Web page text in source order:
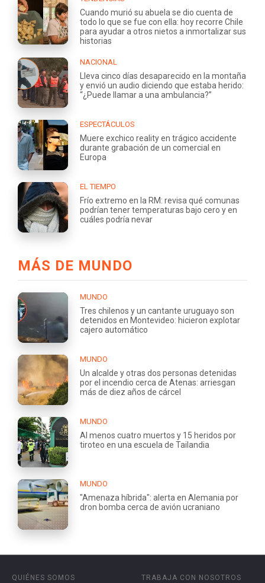
Cuando murió su abuela se dio cuenta de
todo lo que se fue con ella: hoy recorre Chile
para ayudar a otros nietos a inmortalizar sus
historias
NACIONAL
Lleva cinco días desaparecido en la montaña
y envió un audio diciendo que estaba herido:
“¿Puede llamar a una ambulancia?”
ESPECTÁCULOS
Muere exchico reality en trágico accidente
durante grabación de un comercial en
Europa
EL TIEMPO
Frío extremo en la RM: revisa qué comunas
podrían tener temperaturas bajo cero y en
cuáles podría nevar
MÁS DE MUNDO
MUNDO
Tres chilenos y un cantante uruguayo son
detenidos en Montevideo: hicieron explotar
cajero automático
MUNDO
Un alcalde y otras dos personas detenidas
por el incendio cerca de Atenas: arriesgan
más de diez años de cárcel
MUNDO
Al menos cuatro muertos y 15 heridos por
tiroteo en una escuela de Tailandia
MUNDO
"Amenaza híbrida": alerta en Alemania por
dron bomba cerca de avión ucraniano
QUIÉNES SOMOS
TRABAJA CON NOSOTROS